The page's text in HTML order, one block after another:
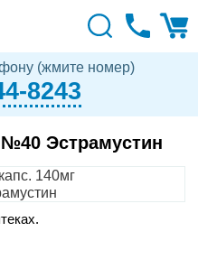
(жмите номер)
8243
№40 Эстрамустин